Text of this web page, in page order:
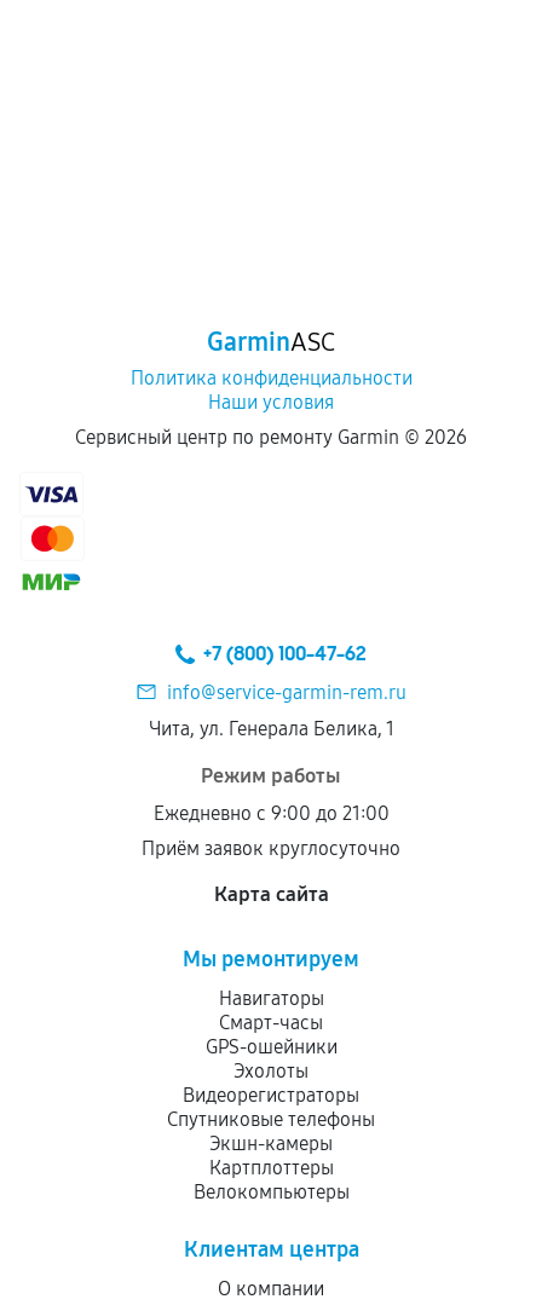
GarminASC
Политика конфиденциальности
Наши условия
Сервисный центр по ремонту Garmin © 2026
+7 (800) 100-47-62
info@service-garmin-rem.ru
Чита, ул. Генерала Белика, 1
Режим работы
Ежедневно с 9:00 до 21:00
Приём заявок круглосуточно
Карта сайта
Мы ремонтируем
Навигаторы
Смарт-часы
GPS-ошейники
Эхолоты
Видеорегистраторы
Спутниковые телефоны
Экшн-камеры
Картплоттеры
Велокомпьютеры
Клиентам центра
О компании